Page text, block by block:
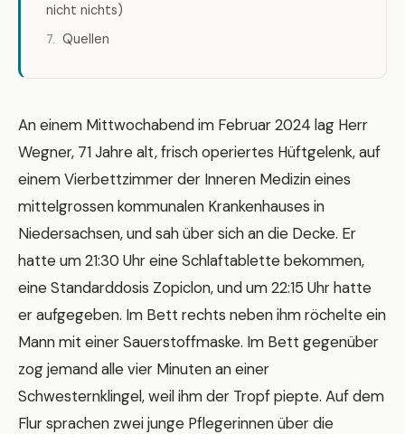
nicht nichts)
Quellen
An einem Mittwochabend im Februar 2024 lag Herr
Wegner, 71 Jahre alt, frisch operiertes Hüftgelenk, auf
einem Vierbettzimmer der Inneren Medizin eines
mittelgrossen kommunalen Krankenhauses in
Niedersachsen, und sah über sich an die Decke. Er
hatte um 21:30 Uhr eine Schlaftablette bekommen,
eine Standarddosis Zopiclon, und um 22:15 Uhr hatte
er aufgegeben. Im Bett rechts neben ihm röchelte ein
Mann mit einer Sauerstoffmaske. Im Bett gegenüber
zog jemand alle vier Minuten an einer
Schwesternklingel, weil ihm der Tropf piepte. Auf dem
Flur sprachen zwei junge Pflegerinnen über die